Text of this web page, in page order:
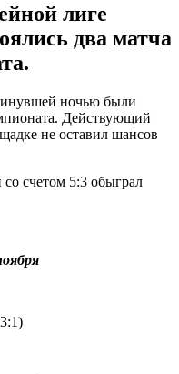
лиге
два матча
ночью были
Действующий
не оставил шансов
счетом 5:3 обыграл